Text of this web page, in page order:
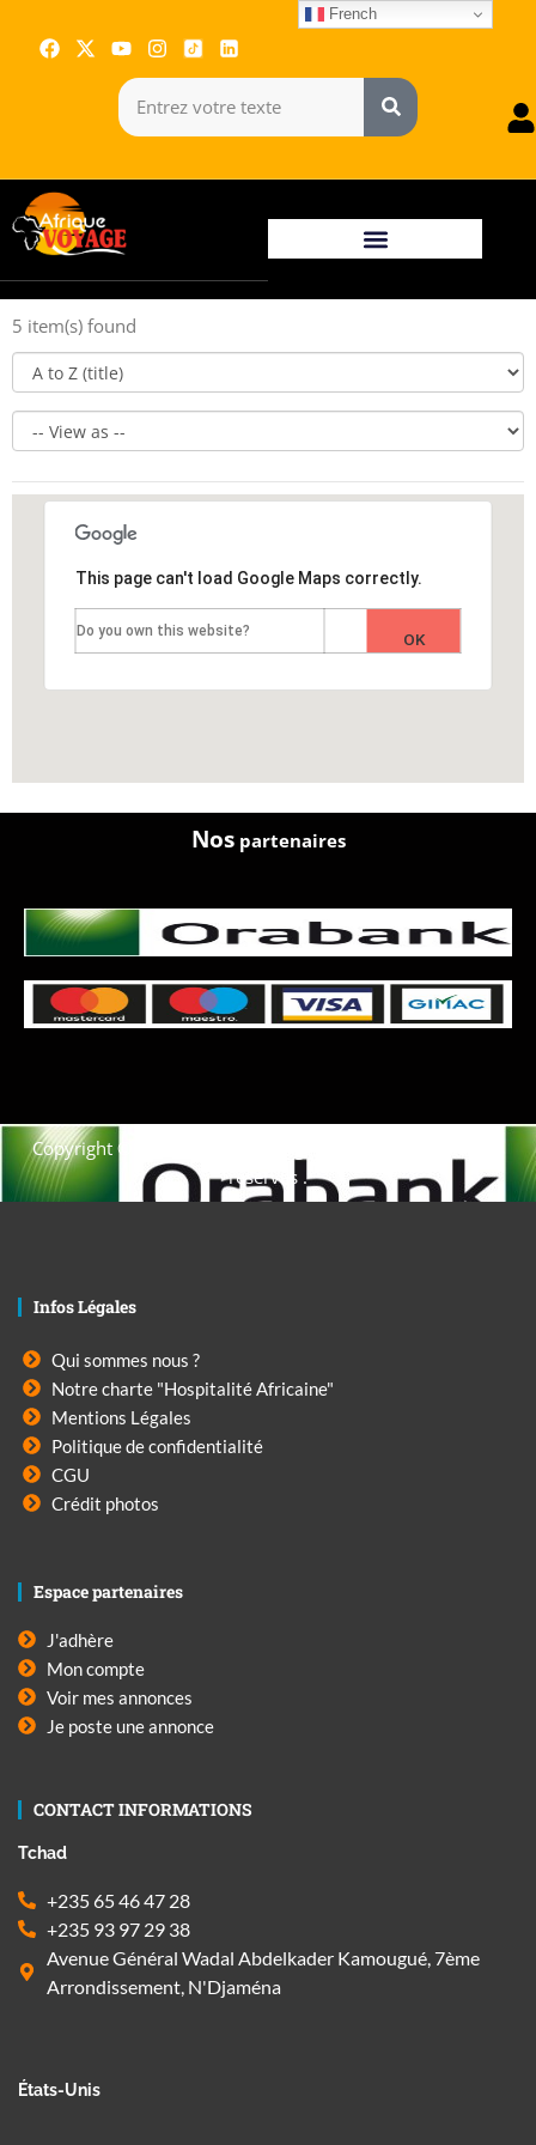
5 item(s) found
This page can't load Google Maps correctly.
Do you own this website? OK
Nospartenaires
Copyright © 2021. Afrique-voyage-découverte tous droits
réservés .
Infos Légales
Qui sommes nous ?
Notre charte "Hospitalité Africaine"
Mentions Légales
Politique de confidentialité
CGU
Crédit photos
Espace partenaires
J'adhère
Mon compte
Voir mes annonces
Je poste une annonce
CONTACT INFORMATIONS
Tchad
+235 65 46 47 28
+235 93 97 29 38
Avenue Général Wadal Abdelkader Kamougué, 7ème
Arrondissement, N'Djaména
États-Unis
French